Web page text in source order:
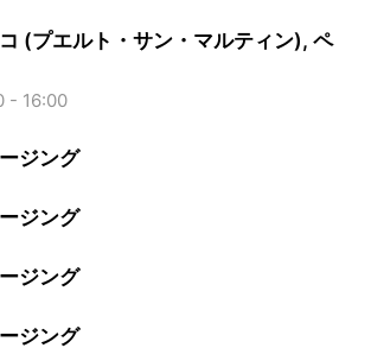
(プエルト・サン・マルティン), ペ
- 16:00
ジング
ジング
ジング
ジング